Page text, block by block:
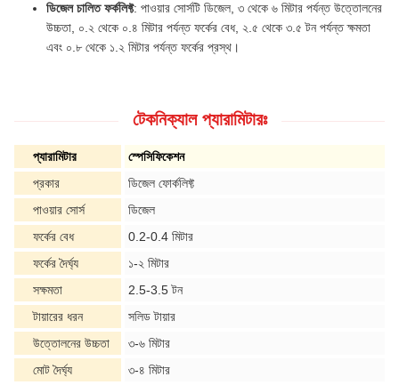
ডিজেল চালিত ফর্কলিফ্ট: পাওয়ার সোর্সটি ডিজেল, ৩ থেকে ৬ মিটার পর্যন্ত উত্তোলনের
উচ্চতা, ০.২ থেকে ০.৪ মিটার পর্যন্ত ফর্কের বেধ, ২.৫ থেকে ৩.৫ টন পর্যন্ত ক্ষমতা
এবং ০.৮ থেকে ১.২ মিটার পর্যন্ত ফর্কের প্রস্থ।
টেকনিক্যাল প্যারামিটারঃ
প্যারামিটার
স্পেসিফিকেশন
প্রকার
ডিজেল ফোর্কলিফ্ট
পাওয়ার সোর্স
ডিজেল
ফর্কের বেধ
0.2-0.4 মিটার
ফর্কের দৈর্ঘ্য
১-২ মিটার
সক্ষমতা
2.5-3.5 টন
টায়ারের ধরন
সলিড টায়ার
উত্তোলনের উচ্চতা
৩-৬ মিটার
মোট দৈর্ঘ্য
৩-৪ মিটার